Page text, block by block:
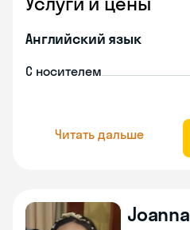
Английский язык
С носителем
Читать дальше
Joanna